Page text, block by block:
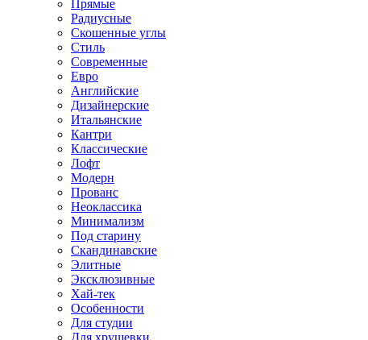
Прямые
Радиусные
Скошенные углы
Стиль
Современные
Евро
Английские
Дизайнерские
Итальянские
Кантри
Классические
Лофт
Модерн
Прованс
Неоклассика
Минимализм
Под старину
Скандинавские
Элитные
Эксклюзивные
Хай-тек
Особенности
Для студии
Для хрущевки